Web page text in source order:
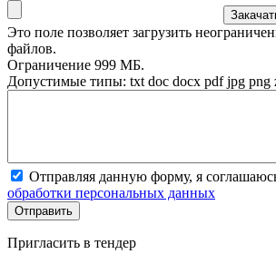
Это поле позволяет загрузить
файлов.
Ограничение 999 МБ.
Допустимые типы: txt doc docx pdf jpg png
Отправляя данную форму, я
обработки персональных данных
Пригласить в тендер